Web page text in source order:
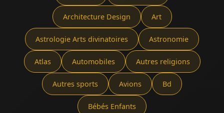
Architecture Design Art
Astrologie Arts divinatoires Astronomie
Atlas Automobiles Autres religions
Autres sports Avions Bd
Bébés Enfants